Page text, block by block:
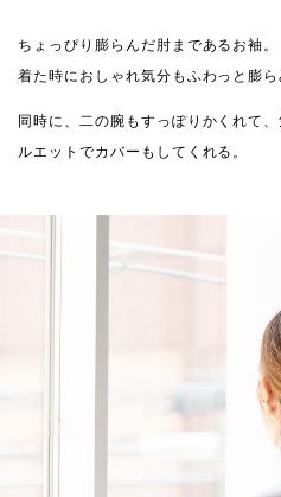
ちょっぴり膨らんだ肘まであるお袖。
着た時におしゃれ気分もふわっと膨ら
同時に、二の腕もすっぽりかくれて
ルエットでカバーもしてくれる。